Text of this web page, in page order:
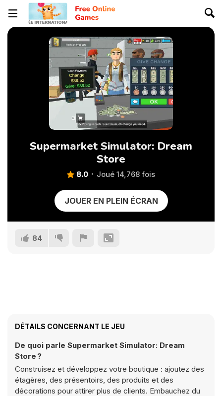
Supermarket Simulator: Dream
Store
8.0 Joué 14,768 fois
JOUER EN PLEIN ÉCRAN
84
DÉTAILS CONCERNANT LE JEU
De quoi parle Supermarket Simulator: Dream
Store ?
Construisez et développez votre boutique : ajoutez des
étagères, des présentoirs, des produits et des
décorations pour attirer plus de clients. Embauchez du